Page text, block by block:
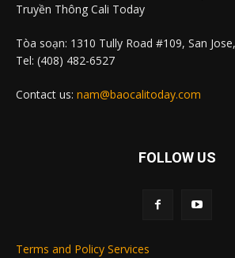
Truyền Thông Cali Today
Tòa soạn: 1310 Tully Road #109, San
Tel: (408) 482-6527
Contact us: nam@baocalitoday.com
FOLLOW US
Terms and Policy Services